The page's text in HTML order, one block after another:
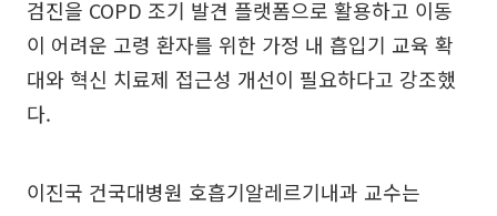
검진을 COPD 조기 발견 플랫폼으로 활용하고 이동
이 어려운 고령 환자를 위한 가정 내 흡입기 교육 확
대와 혁신 치료제 접근성 개선이 필요하다고 강조했
다.
이진국 건국대병원 호흡기알레르기내과 교수는